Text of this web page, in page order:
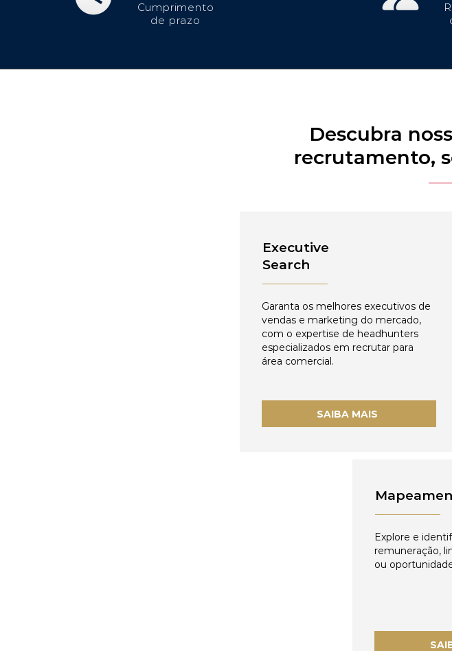
Cumprimento
de prazo
Descubra
recrutamento,
Executive
Search
Garanta os melhores executivos de
vendas e marketing do mercado,
com o expertise de headhunters
especializados em recrutar para
área comercial.
SAIBA MAIS
Explore e
remuneração,
ou